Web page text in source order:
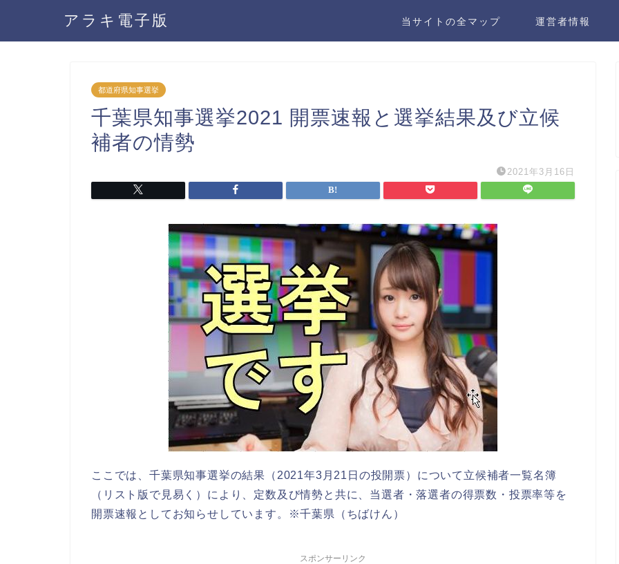
アラキ電子版 当サイトの全マップ 運営者情報
都道府県知事選挙
千葉県知事選挙2021 開票速報と選挙結果及び立候
補者の情勢
2021年3月16日
ここでは、千葉県知事選挙の結果（2021年3月21日の投開票）について立候補者一覧名簿
（リスト版で見易く）により、定数及び情勢と共に、当選者・落選者の得票数・投票率等を
開票速報としてお知らせしています。※千葉県（ちばけん）
スポンサーリンク